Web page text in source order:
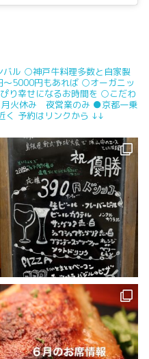
バル ○神戸牛料理多数と自家製
〜5000円もあれば ○オーガニッ
り幸せになるお時間を ○こだわ
月火休み 夜営業のみ ●京都一乗
く 予約はリンクから ↓↓